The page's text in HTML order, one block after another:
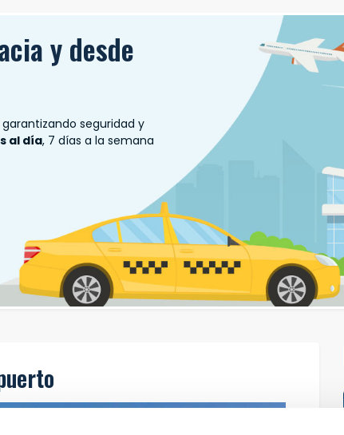
y desde
seguridad y
al día, 7 días a la semana